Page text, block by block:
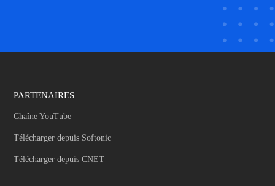
PARTENAIRES
Chaîne YouTube
Télécharger depuis Softonic
Télécharger depuis CNET